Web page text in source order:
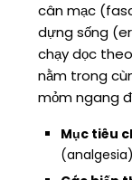
cân mạc
dựng sống
chạy dọc
nằm trong
mỏm ngang
Mục tiêu